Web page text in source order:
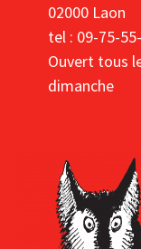
02000 Laon
tel : 09-75-
Ouvert tous
dimanche